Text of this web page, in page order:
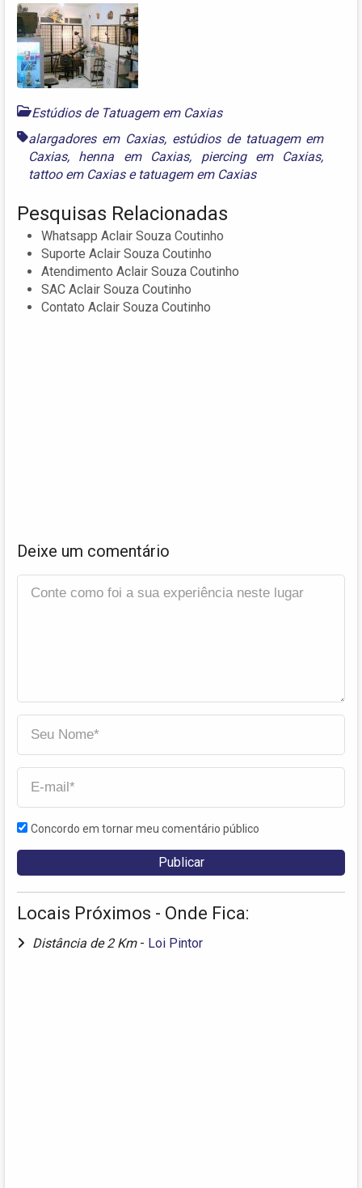
Estúdios de Tatuagem em Caxias
alargadores em Caxias, estúdios de tatuagem em
Caxias, henna em Caxias, piercing em Caxias,
tattoo em Caxiase tatuagem em Caxias
Pesquisas Relacionadas
Whatsapp Aclair Souza Coutinho
Suporte Aclair Souza Coutinho
Atendimento Aclair Souza Coutinho
SAC Aclair Souza Coutinho
Contato Aclair Souza Coutinho
Deixe um comentário
Concordo em tornar meu comentário público
Locais Próximos - Onde Fica:
Distância de 2 Km - Loi Pintor